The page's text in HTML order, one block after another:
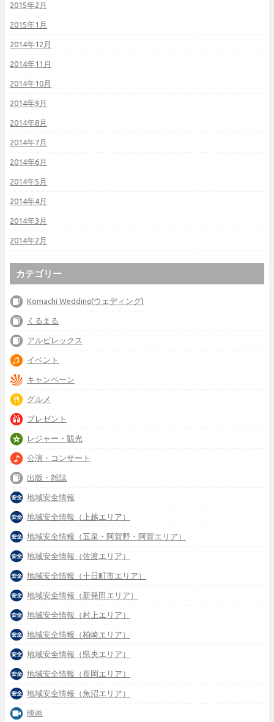
2015年2月
2015年1月
2014年12月
2014年11月
2014年10月
2014年9月
2014年8月
2014年7月
2014年6月
2014年5月
2014年4月
2014年3月
2014年2月
カテゴリー
Komachi Wedding(ウェディング)
くるまる
アルビレックス
イベント
キャンペーン
グルメ
プレゼント
レジャー・観光
公演・コンサート
出版・雑誌
地域安全情報
地域安全情報（上越エリア）
地域安全情報（五泉・阿賀野・阿賀エリア）
地域安全情報（佐渡エリア）
地域安全情報（十日町市エリア）
地域安全情報（新発田エリア）
地域安全情報（村上エリア）
地域安全情報（柏崎エリア）
地域安全情報（県央エリア）
地域安全情報（長岡エリア）
地域安全情報（魚沼エリア）
映画